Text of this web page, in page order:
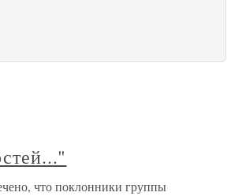
что поклонники группы